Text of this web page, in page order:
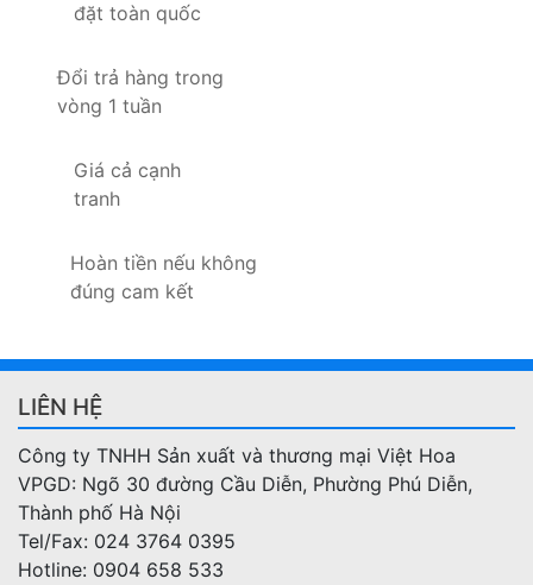
đặt toàn quốc
Đổi trả hàng trong
vòng 1 tuần
Giá cả cạnh
tranh
Hoàn tiền nếu không
đúng cam kết
LIÊN HỆ
Công ty TNHH Sản xuất và thương mại Việt Hoa
VPGD: Ngõ 30 đường Cầu Diễn, Phường Phú Diễn,
Thành phố Hà Nội
Tel/Fax: 024 3764 0395
Hotline: 0904 658 533